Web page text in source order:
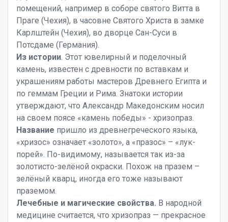
помещений, например в соборе святого Витта в
Праге (Чехия), в часовне Святого Христа в замке
Карлштейн (Чехия), во дворце Сан-Суси в
Потсдаме (Германия).
Из истории. Этот ювелирный и поделочный
камень, известен с древности по вставкам и
украшениям работы мастеров Древнего Египта и
по геммам Греции и Рима. Знатоки истории
утверждают, что Александр Македонским носил
на своем поясе «камень победы» - хризопраз.
Название пришло из древнегреческого языка,
«хризос» означает «золото», а «празос» – «лук-
порей». По-видимому, называется так из-за
золотисто-зелёной окраски. Похож на празем –
зелёный кварц, иногда его тоже называют
праземом.
Лечебные и магические свойства. В народной
медицине считается, что хризопраз — прекрасное